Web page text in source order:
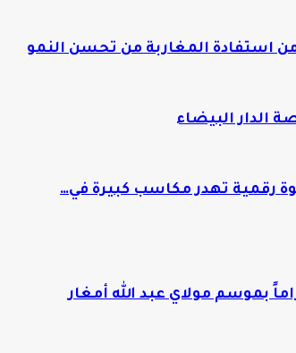
استفادة المغاربة من تحسن النمو
رقمية تهدر مكاسب كبيرة في…